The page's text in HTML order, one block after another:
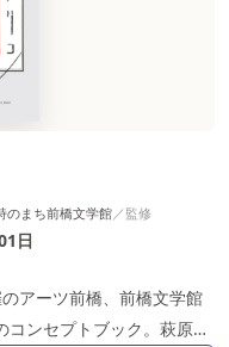
のまち前橋文学館
日
アーツ前橋、前橋文学館
ンセプトブック。萩原朔